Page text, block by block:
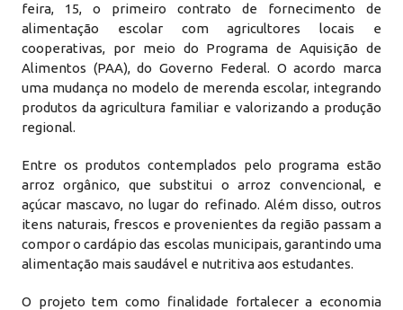
feira, 15, o primeiro contrato de fornecimento de
alimentação escolar com agricultores locais e
cooperativas, por meio do Programa de Aquisição de
Alimentos (PAA), do Governo Federal. O acordo marca
uma mudança no modelo de merenda escolar, integrando
produtos da agricultura familiar e valorizando a produção
regional.
Entre os produtos contemplados pelo programa estão
arroz orgânico, que substitui o arroz convencional, e
açúcar mascavo, no lugar do refinado. Além disso, outros
itens naturais, frescos e provenientes da região passam a
compor o cardápio das escolas municipais, garantindo uma
alimentação mais saudável e nutritiva aos estudantes.
O projeto tem como finalidade fortalecer a economia